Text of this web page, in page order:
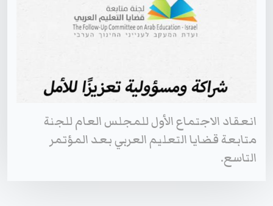
انعقاد الاجتماع الأول للمجلس العام للجنة
متابعة قضايا التعليم العربي بعد المؤتمر
التاسع.